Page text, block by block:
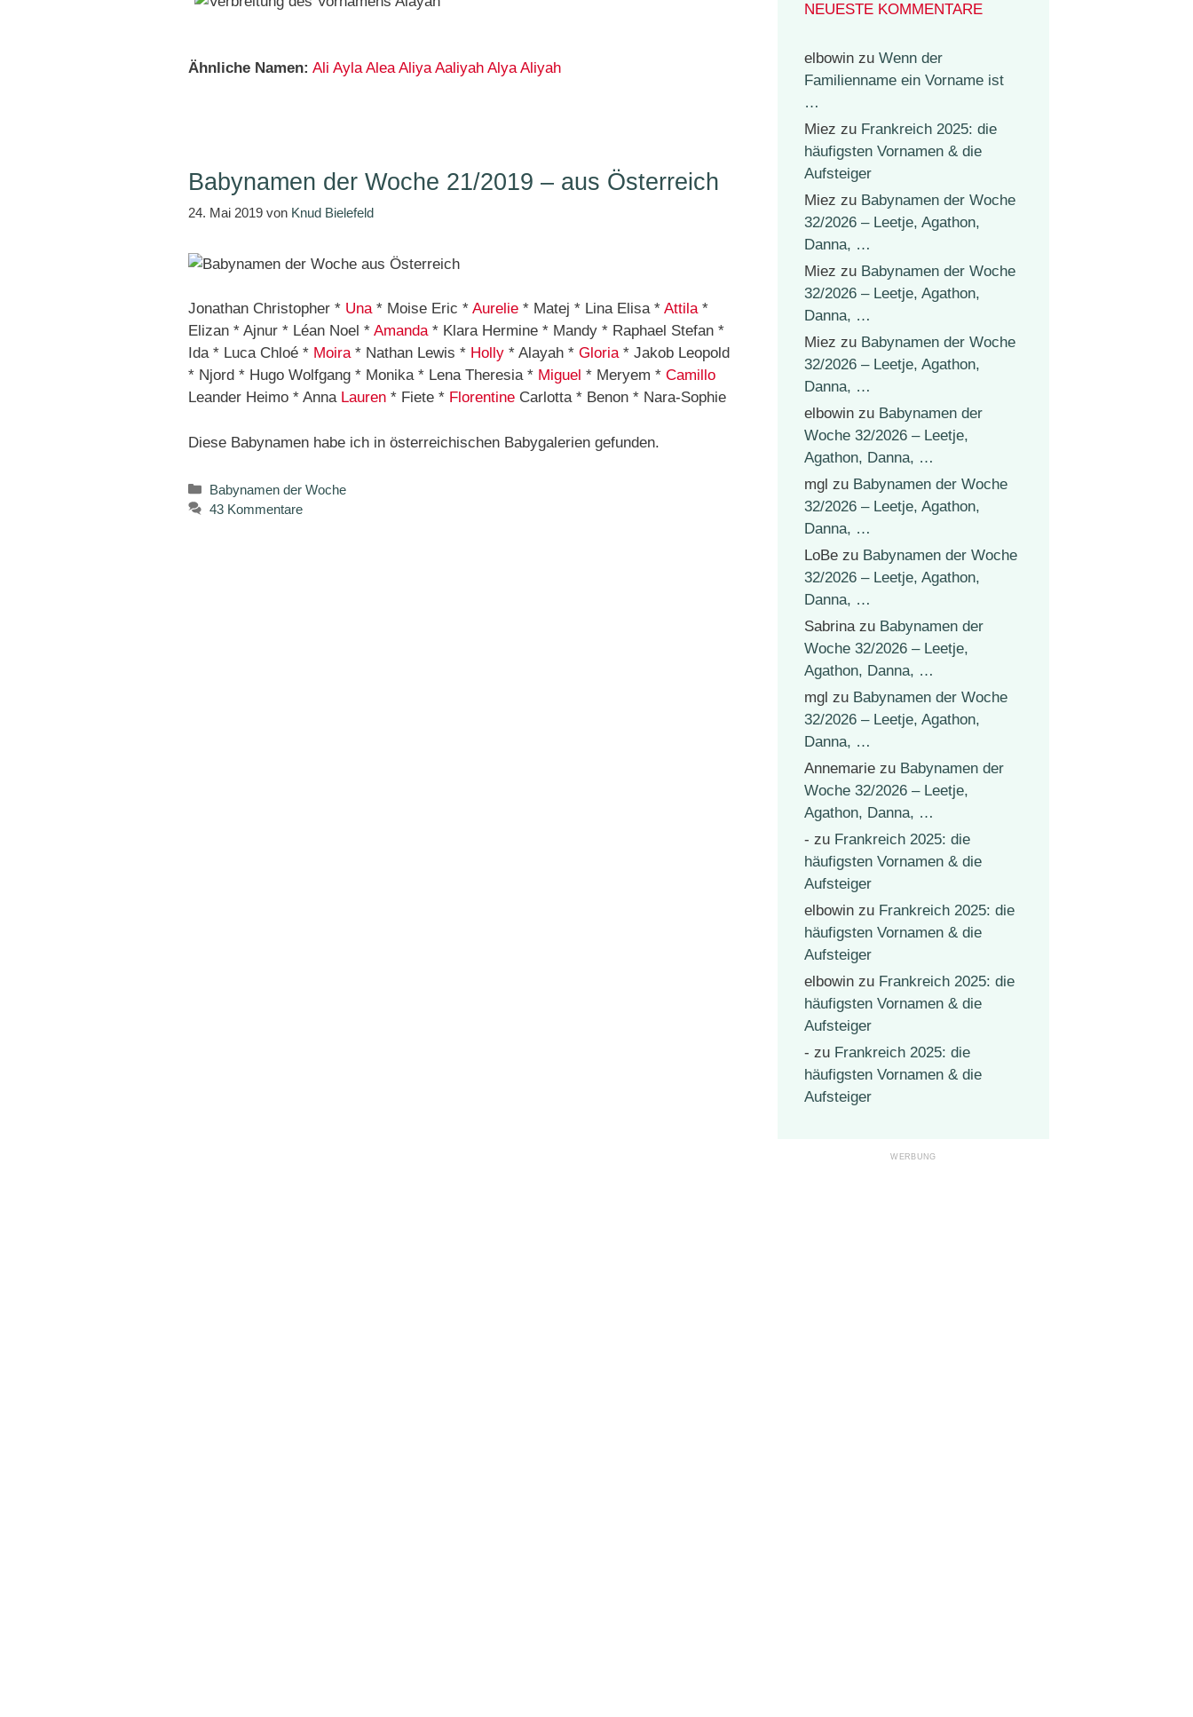
Ähnliche Namen: Ali Ayla Alea Aliya Aaliyah Alya Aliyah
Babynamen der Woche 21/2019 – aus Österreich
24. Mai 2019 von Knud Bielefeld
Jonathan Christopher * Una* Moise Eric * Aurelie * Matej * Lina Elisa * Attila*
Elizan * Ajnur * Léan Noel * Amanda* Klara Hermine * Mandy * Raphael Stefan *
Ida * Luca Chloé * Moira* Nathan Lewis * Holly * Alayah * Gloria* Jakob Leopold
* Njord * Hugo Wolfgang * Monika * Lena Theresia * Miguel * Meryem * Camillo
Leander Heimo * Anna Lauren * Fiete * Florentine Carlotta * Benon * Nara-Sophie
Diese Babynamen habe ich in österreichischen Babygalerien gefunden.
Kategorien
Babynamen der Woche
43 Kommentare
NEUESTE KOMMENTARE
elbowin zu Wenn der
Familienname ein Vorname ist
…
Miez zu Frankreich 2025: die
häufigsten Vornamen & die
Aufsteiger
Miez zu Babynamen der Woche
32/2026 – Leetje, Agathon,
Danna, …
Miez zu Babynamen der Woche
32/2026 – Leetje, Agathon,
Danna, …
Miez zu Babynamen der Woche
32/2026 – Leetje, Agathon,
Danna, …
elbowin zu Babynamen der
Woche 32/2026 – Leetje,
Agathon, Danna, …
mgl zu Babynamen der Woche
32/2026 – Leetje, Agathon,
Danna, …
LoBe zu Babynamen der Woche
32/2026 – Leetje, Agathon,
Danna, …
Sabrinazu Babynamen der
Woche 32/2026 – Leetje,
Agathon, Danna, …
mgl zu Babynamen der Woche
32/2026 – Leetje, Agathon,
Danna, …
Annemarie zu Babynamen der
Woche 32/2026 – Leetje,
Agathon, Danna, …
- zu Frankreich 2025: die
häufigsten Vornamen & die
Aufsteiger
elbowin zu Frankreich 2025: die
häufigsten Vornamen & die
Aufsteiger
elbowin zu Frankreich 2025: die
häufigsten Vornamen & die
Aufsteiger
- zu Frankreich 2025: die
häufigsten Vornamen & die
Aufsteiger